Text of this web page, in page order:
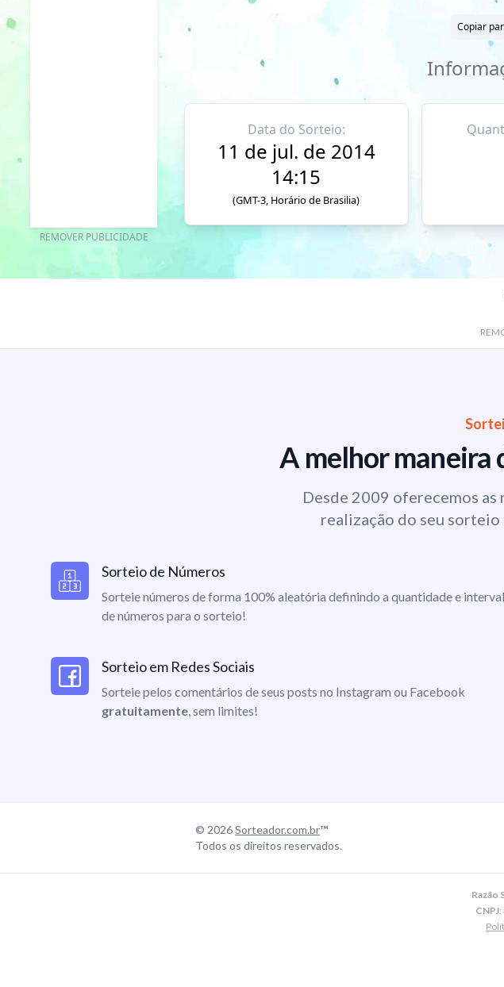
REMOVER PUBLICIDADE
Copiar
Data do Sorteio:
11 de jul. de 2014
14:15
(GMT-3, Horário de Brasilia)
A melhor maneira
Desde 2009 oferecemos as
realização do seu
Sorteio de Números
Sorteie números de forma 100% aleatória definindo a quantidade e
de números para o sorteio!
Sorteio em Redes Sociais
Sorteie pelos comentários de seus posts no Instagram ou Facebook
gratuitamente, sem limites!
© 2026Sorteador.com.br™
Todos os direitos reservados.
Razão
CNPJ: